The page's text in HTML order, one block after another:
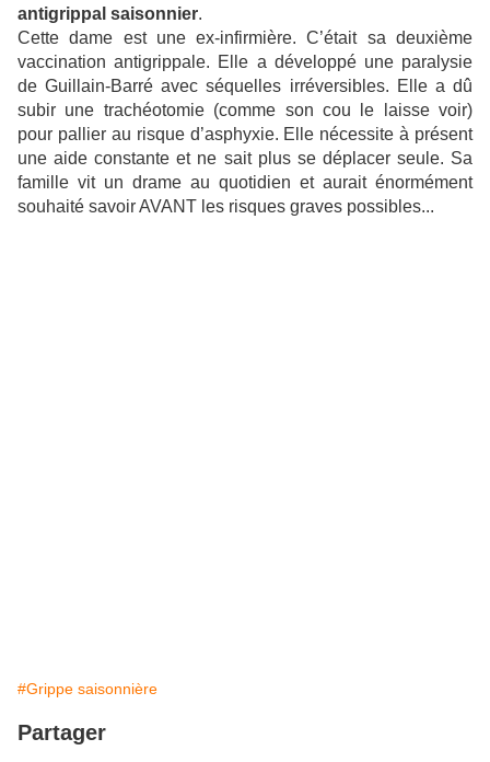
antigrippal saisonnier.
Cette dame est une ex-infirmière. C’était sa deuxième
vaccination antigrippale. Elle a développé une paralysie
de Guillain-Barré avec séquelles irréversibles. Elle a dû
subir une trachéotomie (comme son cou le laisse voir)
pour pallier au risque d’asphyxie. Elle nécessite à présent
une aide constante et ne sait plus se déplacer seule. Sa
famille vit un drame au quotidien et aurait énormément
souhaité savoir AVANT les risques graves possibles...
#Grippe saisonnière
Partager